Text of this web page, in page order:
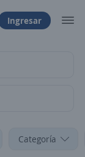
Ingresar
Categoría